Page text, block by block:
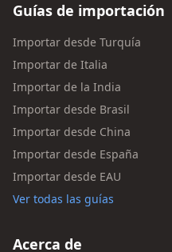
Guías de importación
Importar desde Turquía
Importar de Italia
Importar de la India
Importar desde Brasil
Importar desde China
Importar desde España
Importar desde EAU
Ver todas las guías
Acerca de